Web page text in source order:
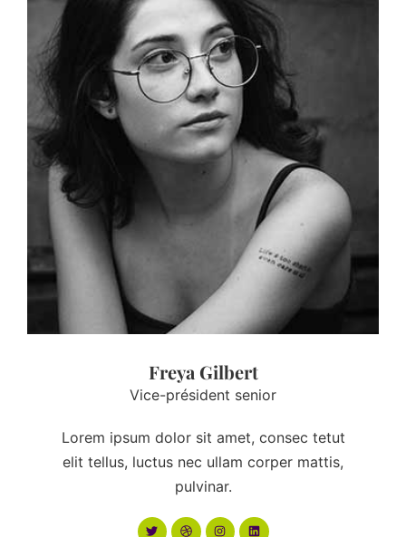
Freya Gilbert
Vice-président senior
Lorem ipsum dolor sit amet, consec tetut
elit tellus, luctus nec ullam corper mattis,
pulvinar.